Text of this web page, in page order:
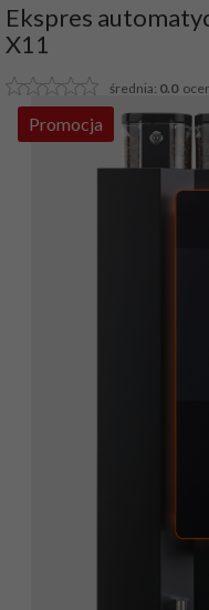
Ekspres
X11
średnia: 0.0
Promocja